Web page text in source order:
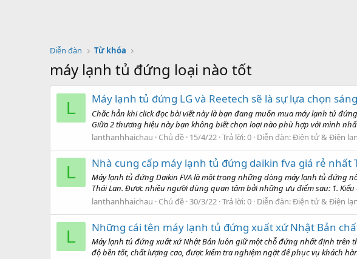
Diễn đàn Từ khóa
máy lạnh tủ đứng loại nào tốt
L Máy lạnh tủ đứng LG và Reetech sẽ là sự lựa chọn
Chắc hẳn khi click đọc bài viết này là bạn đang muốn mua máy lạnh tủ
Giữa 2 thương hiệu này bạn không biết chọn loại nào phù hợp với mình
lanthanhhaichau
Chủ đề 15/4/22 Trả lời: 0 Diễn đàn:Điện tử & Điện
L Nhà cung cấp máy lạnh tủ đứng daikin fva giá rẻ nhất
Máy lạnh tủ đứng Daikin FVA là một trong những dòng máy lạnh tủ đứng
Thái Lan. Được nhiều người dùng quan tâm bởi những ưu điểm sau: 1.
lanthanhhaichau
Chủ đề 30/3/22 Trả lời: 0 Diễn đàn:Điện tử & Điện
L Những cái tên máy lạnh tủ đứng xuất xứ Nhật Bản
Máy lạnh tủ đứng xuất xứ Nhật Bản luôn giữ một chỗ đứng nhất định trên
độ bền tốt, chất lượng cao, được kiểm tra nghiệm ngặt để phục vụ khách